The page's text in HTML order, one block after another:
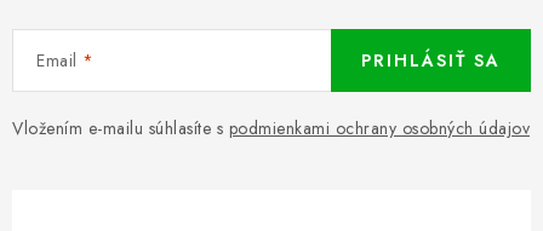
Email
Vložením e-mailu súhlasíte s podmienkami ochrany osobných údajov
PRIHLÁSIŤ SA